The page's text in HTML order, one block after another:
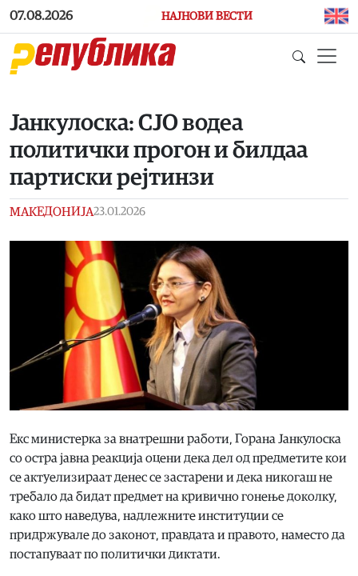
Skip to main content
07.08.2026 НАЈНОВИ ВЕСТИ
Јанкулоска: СЈО водеа
политички прогон и билдаа
партиски рејтинзи
МАКЕДОНИЈА23.01.2026
Екс министерка за внатрешни работи, Горана Јанкулоска
со остра јавна реакција оцени дека дел од предметите кои
се актуелизираат денес се застарени и дека никогаш не
требало да бидат предмет на кривично гонење доколку,
како што наведува, надлежните институции се
придржувале до законот, правдата и правото, наместо да
постапуваат по политички диктати.